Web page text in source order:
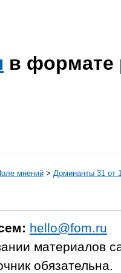
в формате
мнений > Доминанты 31 от
hello@fom.ru
материалов
обязательна.